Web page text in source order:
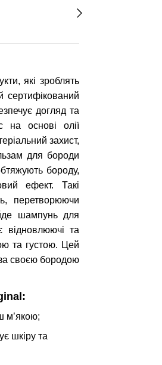
які зроблять
сертифікований
догляд та
на основі олії
захист,
для бороди
бороду,
ефект. Такі
перетворюючи
шампунь для
відновлюючі та
та густою. Цей
за своєю бородою
м’якою;
шкіру та